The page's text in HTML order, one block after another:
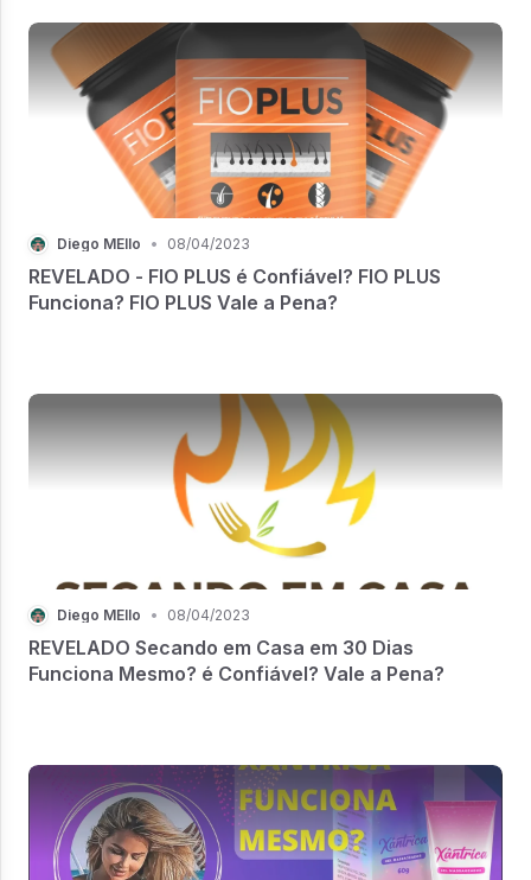
Diego MEllo • 08/04/2023
REVELADO - FIO PLUS é Confiável? FIO PLUS
Funciona? FIO PLUS Vale a Pena?
Diego MEllo • 08/04/2023
REVELADO Secando em Casa em 30 Dias
Funciona Mesmo? é Confiável? Vale a Pena?